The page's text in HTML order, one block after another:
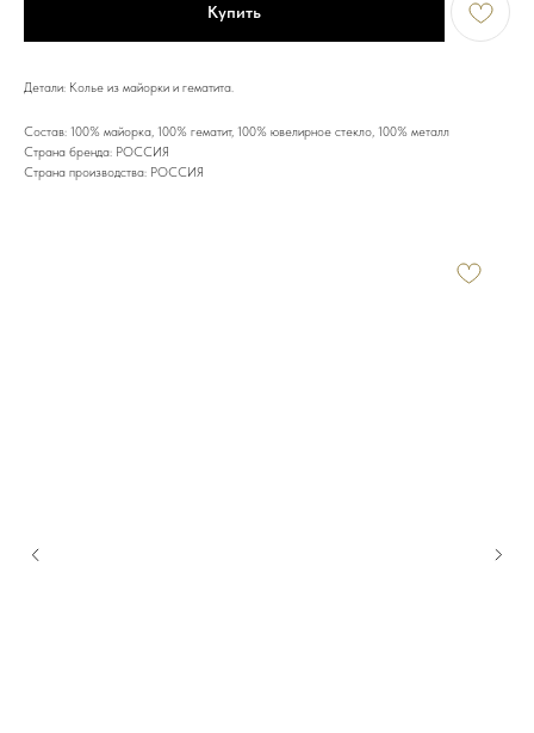
Купить
Детали: Колье из майорки и гематита.
Состав: 100% майорка, 100% гематит, 100% ювелирное стекло, 100% металл
Страна бренда: РОССИЯ
Страна производства: РОССИЯ